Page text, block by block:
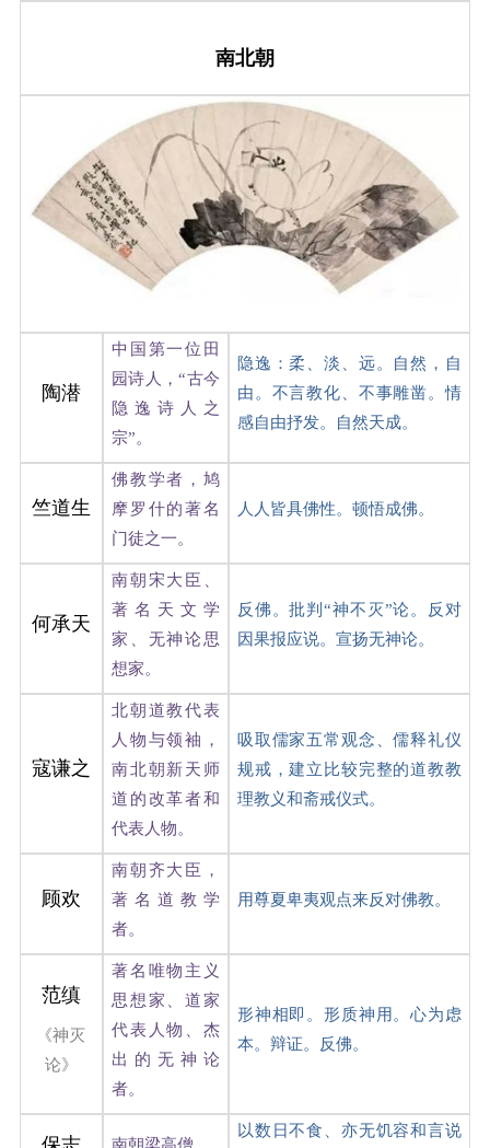
南北朝
陶潜
中国第一位田
园诗人，“古今
隐逸诗人之
宗”。
隐逸：柔、淡、远。自然，自
由。不言教化、不事雕凿。情
感自由抒发。自然天成。
竺道生
佛教学者，鸠
摩罗什的著名
门徒之一。
人人皆具佛性。顿悟成佛。
何承天
南朝宋大臣、
著名天文学
家、无神论思
想家。
反佛。批判“神不灭”论。反对
因果报应说。宣扬无神论。
寇谦之
北朝道教代表
人物与领袖，
南北朝新天师
道的改革者和
代表人物。
吸取儒家五常观念、儒释礼仪
规戒，建立比较完整的道教教
理教义和斋戒仪式。
顾欢
南朝齐大臣，
著名道教学
者。
用尊夏卑夷观点来反对佛教。
范缜
《神灭
论》
著名唯物主义
思想家、道家
代表人物、杰
出的无神论
者。
形神相即。形质神用。心为虑
本。辩证。反佛。
南朝梁高僧。
以数日不食、亦无饥容和言说